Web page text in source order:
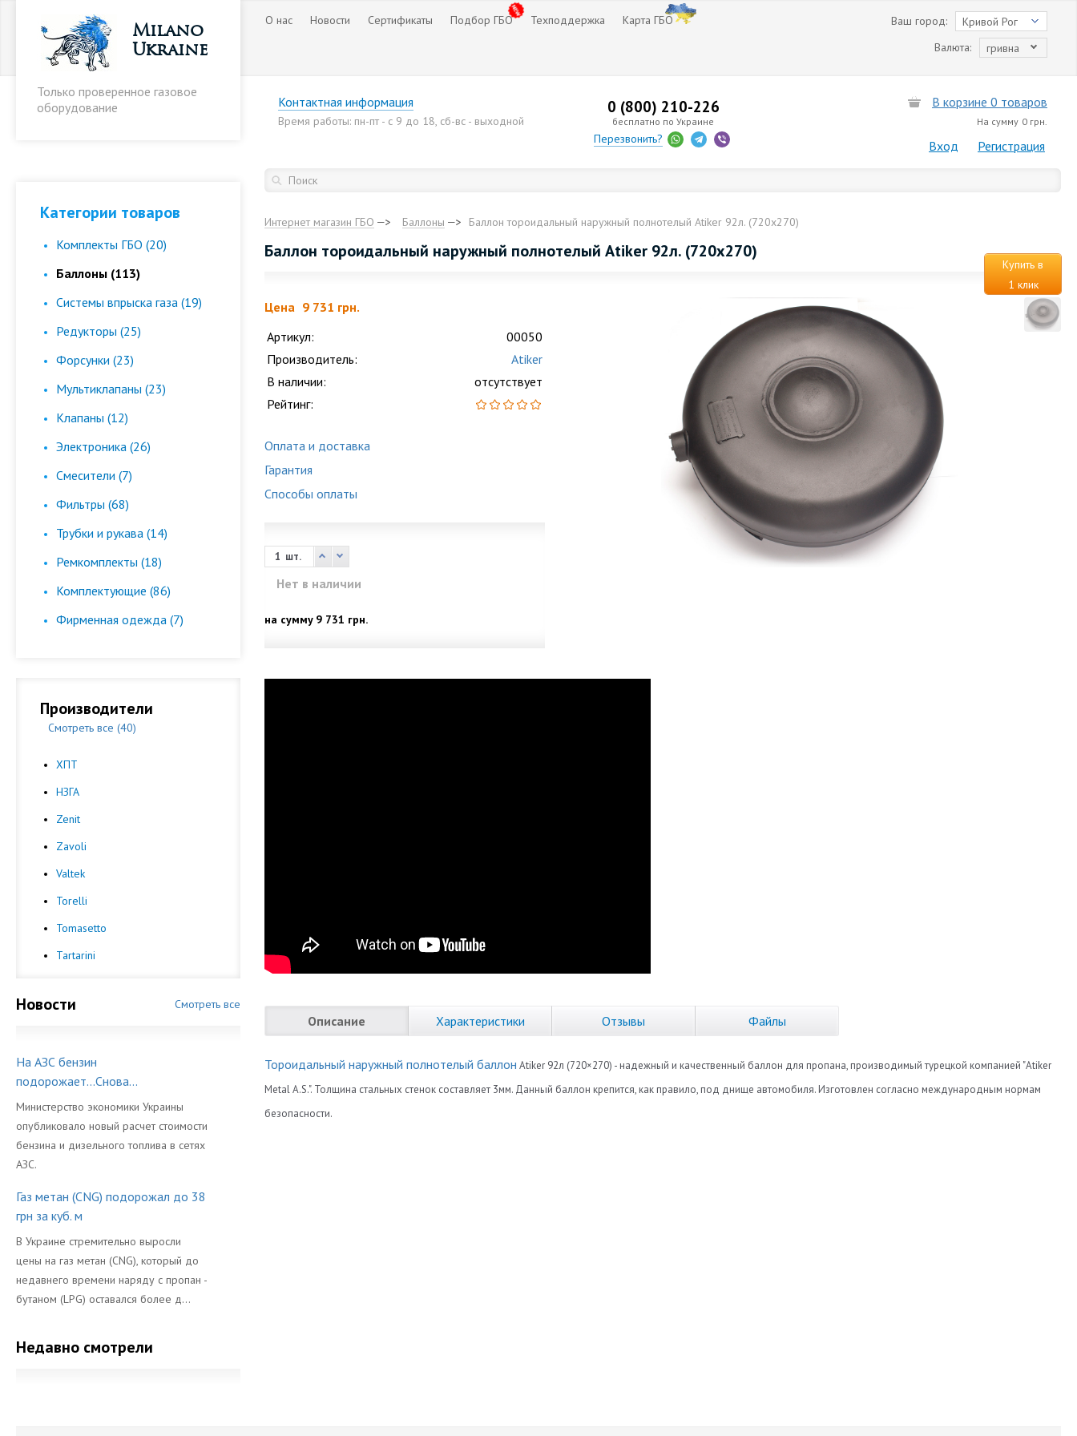
Milano
Ukraine
Только проверенное газовое
оборудование
О нас Новости Сертификаты Подбор ГБО Техподдержка Карта ГБО Кривой Рог
Ваш город:
гривна
Валюта:
Контактная информация
Время работы: пн-пт - с 9 до 18, сб-вс - выходной
0 (800) 210-226
бесплатно по Украине
Перезвонить?
В корзине 0 товаров
На сумму 0 грн.
Вход Регистрация
Категории товаров
Комплекты ГБО (20)
Баллоны (113)
Cистемы впрыска газа (19)
Редукторы (25)
Форсунки (23)
Мультиклапаны (23)
Клапаны (12)
Электроника (26)
Смесители (7)
Фильтры (68)
Трубки и рукава (14)
Ремкомплекты (18)
Комплектующие (86)
Фирменная одежда (7)
Производители
Смотреть все (40)
ХПТ
НЗГА
Zenit
Zavoli
Valtek
Torelli
Tomasetto
Tartarini
Новости Смотреть все
На АЗС бензин
подорожает...Снова...
Министерство экономики Украины
опубликовало новый расчет стоимости
бензина и дизельного топлива в сетях
АЗС.
Газ метан (CNG) подорожал до 38
грн за куб. м
В Украине стремительно выросли
цены на газ метан (CNG), который до
недавнего времени наряду с пропан -
бутаном (LPG) оставался более д...
Недавно смотрели
Интернет магазин ГБО Баллоны Баллон тороидальный наружный полнотелый Аtiker 92л. (720х270)
Баллон тороидальный наружный полнотелый Аtiker 92л. (720х270)
Купить в
1 клик
Цена 9 731 грн.
Артикул:
00050
Производитель:
Atiker
В наличии:
отсутствует
Рейтинг:
Оплата и доставка
Гарантия
Способы оплаты
шт.
Нет в наличии
на сумму 9 731 грн.
Описание Характеристики Отзывы Файлы
Тороидальный наружный полнотелый баллон Atiker 92л (720×270) - надежный и качественный баллон для пропана, производимый турецкой компанией "Atiker
Metal A.S.". Толщина стальных стенок составляет 3мм. Данный баллон крепится, как правило, под днище автомобиля. Изготовлен согласно международным нормам
безопасности.